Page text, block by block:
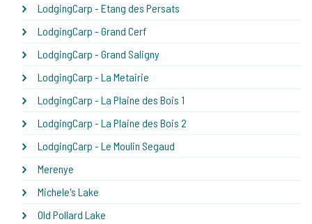
LodgingCarp - Etang des Persats
LodgingCarp - Grand Cerf
LodgingCarp - Grand Saligny
LodgingCarp - La Metairie
LodgingCarp - La Plaine des Bois 1
LodgingCarp - La Plaine des Bois 2
LodgingCarp - Le Moulin Segaud
Merenye
Michele's Lake
Old Pollard Lake